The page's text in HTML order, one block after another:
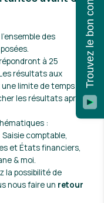
des
à 25
résultats aux
limite de temps (25
les résultats après
:
comptable,
et États financiers,
& moi.
la possibilité de
nous faire un retour
Trouvez le bon contenu !